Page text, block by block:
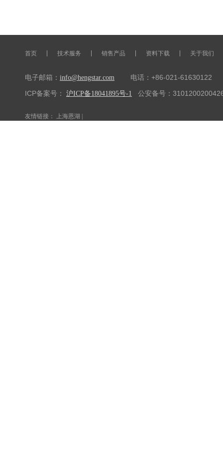
首页 技术服务 销售产品 资料下载 关于我们
电子邮箱： info@hengstar.com
电话：+86-021-61630122
ICP备案号： 沪ICP备18041895号-1 公安备号：
友情链接： 上海恩湖